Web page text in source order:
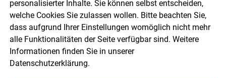
GMS GOURMET GmbH
Wien Vollzeit 05.08.2026
personalisierter Inhalte. Sie können selbst entscheiden,
welche Cookies Sie zulassen wollen. Bitte beachten Sie,
dass aufgrund Ihrer Einstellungen womöglich nicht mehr
alle Funktionalitäten der Seite verfügbar sind. Weitere
Informationen finden Sie in unserer
Datenschutzerklärung.